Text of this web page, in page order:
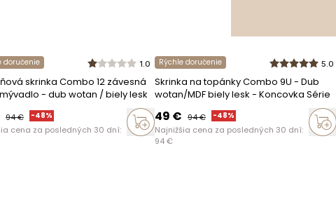
doručenie 1.0
skrinka Combo 12 závesná
- dub wotan / biely lesk
94€ -48%
cena za posledných 30 dní:
Rýchle doručenie 5.0
Skrinka na topánky Combo 9U - Dub
wotan/MDF biely lesk - Koncovka Série
49 € 94€ -48%
Najnižšia cena za posledných 30 dní:
94€